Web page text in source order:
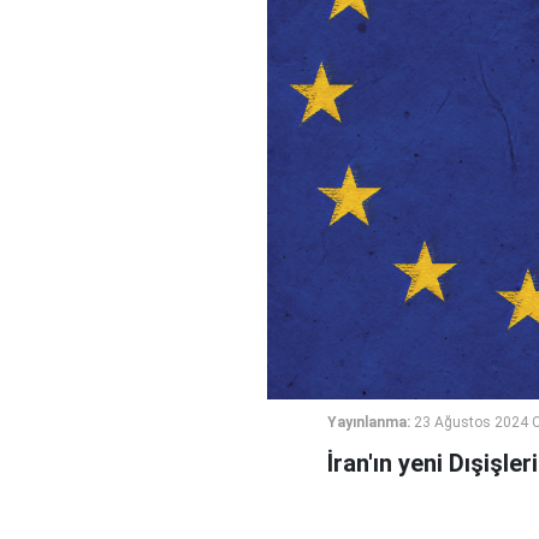
Yayınlanma: 23 Ağustos 2024
İran'ın yeni